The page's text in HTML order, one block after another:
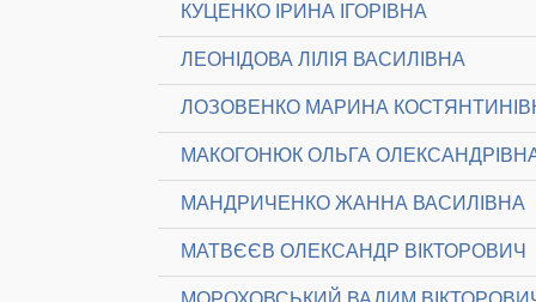
КУЦЕНКО ІРИНА ІГОРІВНА
ЛЕОНІДОВА ЛІЛІЯ ВАСИЛІВНА
ЛОЗОВЕНКО МАРИНА
МАКОГОНЮК ОЛЬГА
МАНДРИЧЕНКО ЖАННА ВАСИЛІВНА
МАТВЄЄВ ОЛЕКСАНДР ВІКТОРОВИЧ